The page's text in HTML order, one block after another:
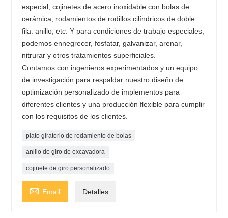
especial, cojinetes de acero inoxidable con bolas de
cerámica, rodamientos de rodillos cilíndricos de doble
fila. anillo, etc. Y para condiciones de trabajo especiales,
podemos ennegrecer, fosfatar, galvanizar, arenar,
nitrurar y otros tratamientos superficiales.
Contamos con ingenieros experimentados y un equipo
de investigación para respaldar nuestro diseño de
optimización personalizado de implementos para
diferentes clientes y una producción flexible para cumplir
con los requisitos de los clientes.
plato giratorio de rodamiento de bolas
anillo de giro de excavadora
cojinete de giro personalizado
 Email Detalles